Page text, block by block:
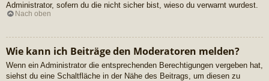
Administrator, sofern du die nicht sicher bist, wieso du verwarnt wurdest.
Nach oben
Wie kann ich Beiträge den Moderatoren melden?
Wenn ein Administrator die entsprechenden Berechtigungen vergeben hat,
siehst du eine Schaltfläche in der Nähe des Beitrags, um diesen zu